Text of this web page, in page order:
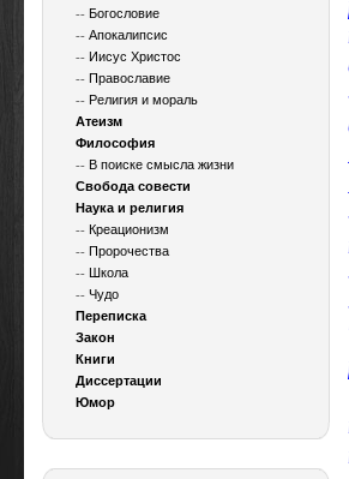
-- Богословие
--Апокалипсис
-- Иисус Христос
--Православие
-- Религия и мораль
Атеизм
Философия
-- В поиске смысла жизни
Свобода совести
Наука и религия
-- Креационизм
--Пророчества
-- Школа
--Чудо
Переписка
Закон
Книги
Диссертации
Юмор